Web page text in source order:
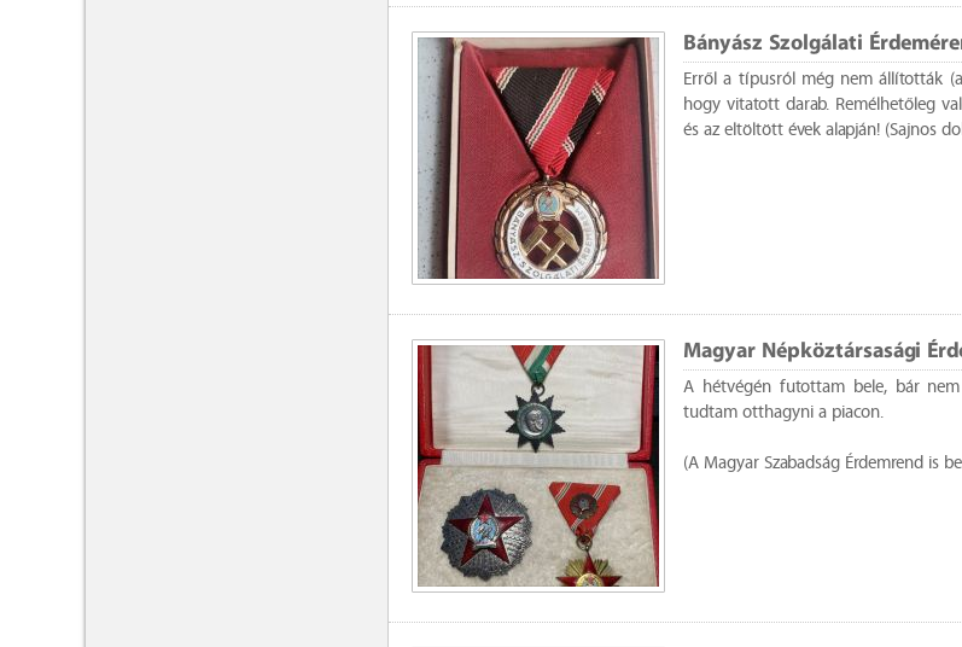
Bányász Szolgálati
Erről a típusról még nem állították
hogy vitatott darab. Remélhetőleg
és az eltöltött évek alapján! (Sajnos
Magyar Népköztársasági
A hétvégén futottam bele, bár
tudtam otthagyni a piacon.
(A Magyar Szabadság Érdemrend is